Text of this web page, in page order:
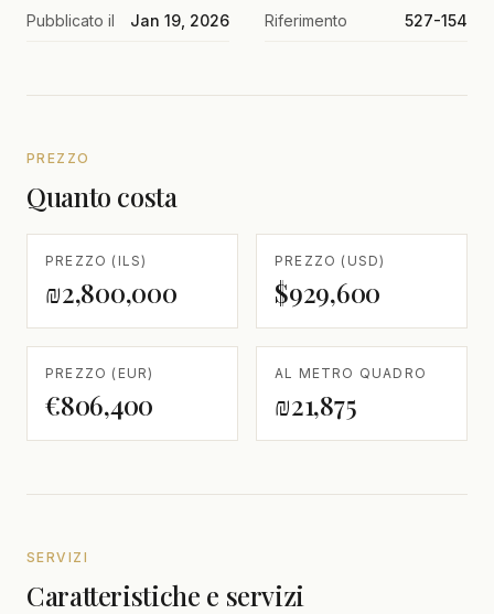
Pubblicato il Jan 19, 2026 Riferimento 527-154
PREZZO
Quanto costa
PREZZO (ILS)
₪2,800,000
PREZZO (USD)
$929,600
PREZZO (EUR)
€806,400
AL METRO QUADRO
₪21,875
SERVIZI
Caratteristiche e servizi